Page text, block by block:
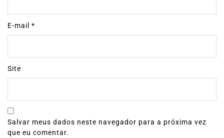
E-mail *
Site
Salvar meus dados neste navegador para a próxima vez
que eu comentar.